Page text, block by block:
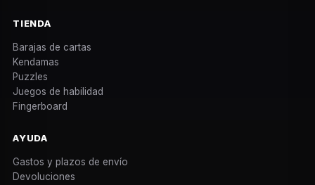
TIENDA
Barajas de cartas
Kendamas
Puzzles
Juegos de habilidad
Fingerboard
AYUDA
Gastos y plazos de envío
Devoluciones